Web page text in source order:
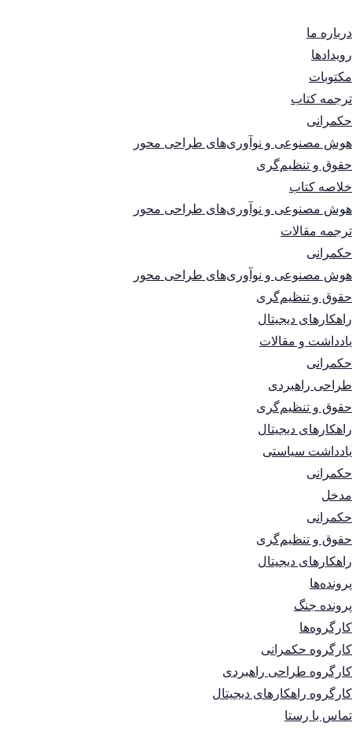
درباره ما
رویدادها
مکتوبات
ترجمه کتاب
حکمرانی
هوش مصنوعی و نوآوری‌های طراحی محور
حقوق و تنظیم‌گری
خلاصه کتاب
هوش مصنوعی و نوآوری‌های طراحی محور
ترجمه مقالات
حکمرانی
هوش مصنوعی و نوآوری‌های طراحی محور
حقوق و تنظیم‌گری
راهکارهای دیجیتال
یادداشت و مقالات
حکمرانی
طراحی راهبردی
حقوق و تنظیم‌گری
راهکارهای دیجیتال
یادداشت سیاستی
حکمرانی
مدخل
حکمرانی
حقوق و تنظیم‌گری
راهکارهای دیجیتال
پرونده‌ها
پرونده جنگ
کارگروه‌ها
کارگروه حکمرانی
کارگروه طراحی راهبردی
کارگروه راهکارهای دیجیتال
تماس با رستا